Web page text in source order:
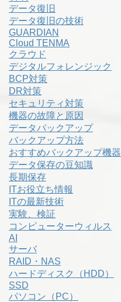
データ復旧
データ復旧の技術
GUARDIAN
Cloud TENMA
クラウド
デジタルフォレンジック
BCP対策
DR対策
セキュリティ対策
機器の故障と原因
データバックアップ
バックアップ方法
おすすめバックアップ機器
データ保存の豆知識
長期保存
ITお役立ち情報
ITの最新技術
実験、検証
コンピューターウィルス
AI
サーバ
RAID・NAS
ハードディスク（HDD）
SSD
パソコン（PC）